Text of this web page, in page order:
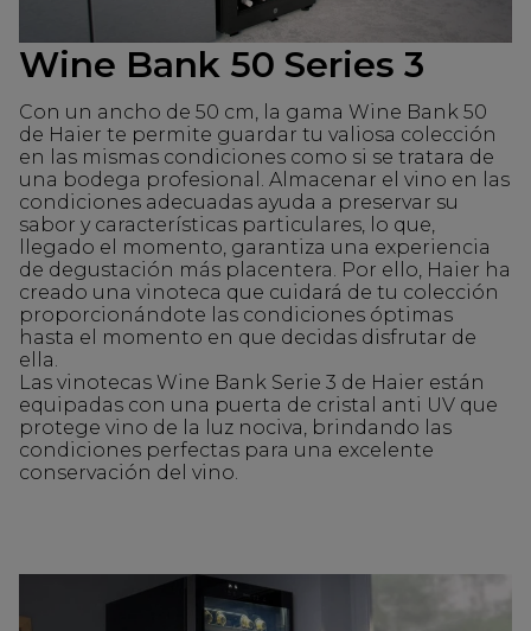
Wine Bank 50 Series 3
Con un ancho de 50 cm, la gama Wine Bank 50
de Haier te permite guardar tu valiosa colección
en las mismas condiciones como si se tratara de
una bodega profesional. Almacenar el vino en las
condiciones adecuadas ayuda a preservar su
sabor y características particulares, lo que,
llegado el momento, garantiza una experiencia
de degustación más placentera. Por ello, Haier ha
creado una vinoteca que cuidará de tu colección
proporcionándote las condiciones óptimas
hasta el momento en que decidas disfrutar de
ella.
Las vinotecas Wine Bank Serie 3 de Haier están
equipadas con una puerta de cristal anti UV que
protege vino de la luz nociva, brindando las
condiciones perfectas para una excelente
conservación del vino.